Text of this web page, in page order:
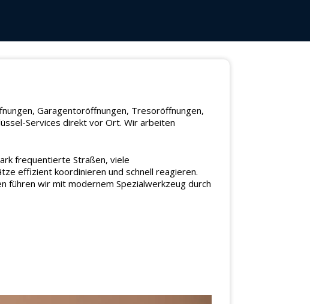
Garagentoröffnungen, Tresoröffnungen,
Services direkt vor Ort. Wir arbeiten
frequentierte Straßen, viele
effizient koordinieren und schnell reagieren.
führen wir mit modernem Spezialwerkzeug durch